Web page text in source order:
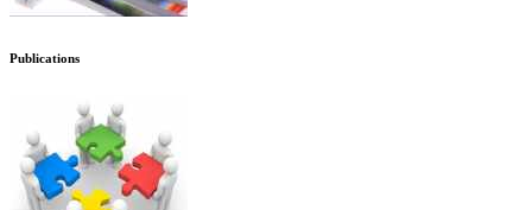
Publications